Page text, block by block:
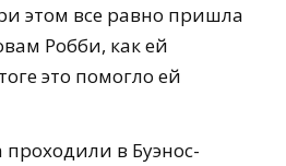
этом все равно пришла
Робби, как ей
это помогло ей
в Буэнос-